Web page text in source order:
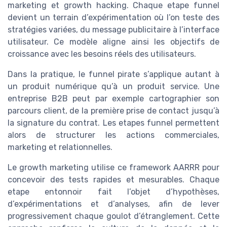
marketing et growth hacking. Chaque etape funnel
devient un terrain d’expérimentation où l’on teste des
stratégies variées, du message publicitaire à l’interface
utilisateur. Ce modèle aligne ainsi les objectifs de
croissance avec les besoins réels des utilisateurs.
Dans la pratique, le funnel pirate s’applique autant à
un produit numérique qu’à un produit service. Une
entreprise B2B peut par exemple cartographier son
parcours client, de la première prise de contact jusqu’à
la signature du contrat. Les etapes funnel permettent
alors de structurer les actions commerciales,
marketing et relationnelles.
Le growth marketing utilise ce framework AARRR pour
concevoir des tests rapides et mesurables. Chaque
etape entonnoir fait l’objet d’hypothèses,
d’expérimentations et d’analyses, afin de lever
progressivement chaque goulot d’étranglement. Cette